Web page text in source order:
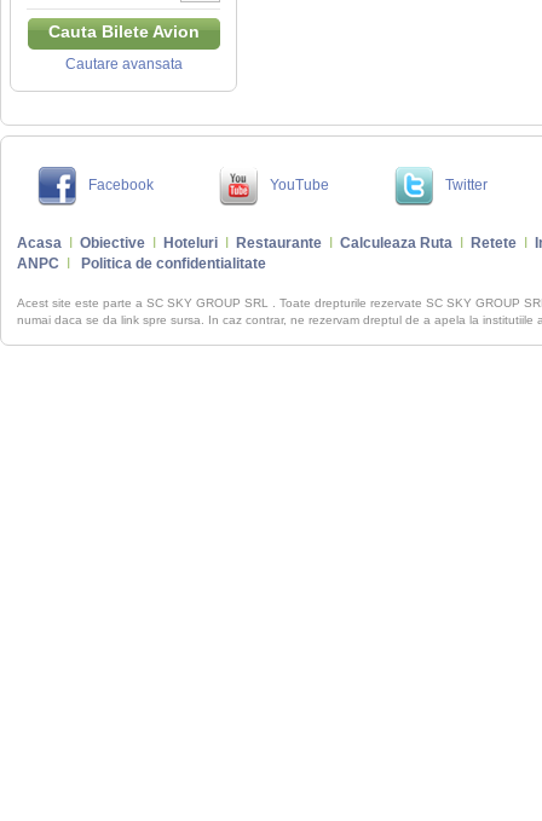
Cauta Bilete Avion
Cautare avansata
Facebook YouTube Twitter
Acasa Obiective Hoteluri Restaurante Calculeaza Ruta Retete
ANPC
Politica de confidentialitate
Acest site este parte a SC SKY GROUP SRL . Toate drepturile rezervate SC SKY GROUP
numai daca se da link spre sursa. In caz contrar, ne rezervam dreptul de a apela la institutiile